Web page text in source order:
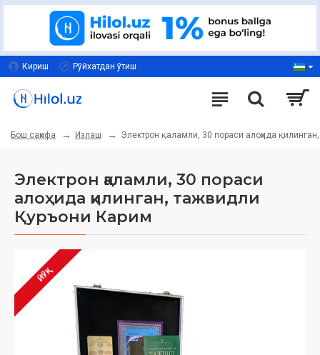
Кириш Рўйхатдан ўтиш
Бош саҳифа Излаш Электрон қаламли, 30 пораси алоҳида
Электрон қаламли, 30 пораси
алоҳида қилинган, тажвидли
Қуръони Карим
ЙЎҚ